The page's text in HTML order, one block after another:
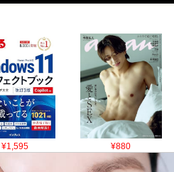
¥1,595 ¥880